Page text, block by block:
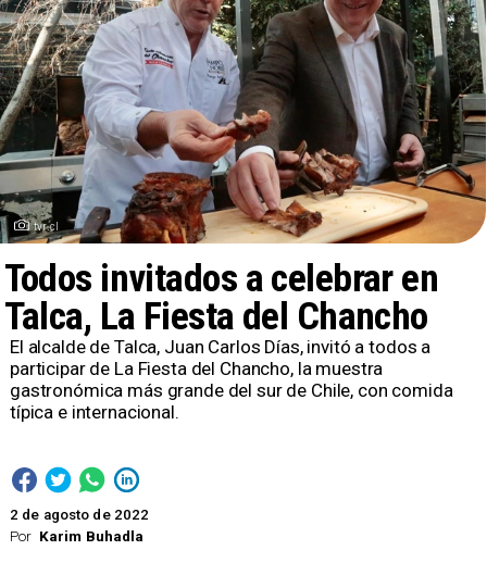
tvr.cl
Por Karim Buhadla
Todos invitados a celebrar en
Talca, La Fiesta del Chancho
2 de agosto de 2022
El alcalde de Talca, Juan Carlos Días, invitó a todos a
participar de La Fiesta del Chancho, la muestra
gastronómica más grande del sur de Chile, con comida
típica e internacional.